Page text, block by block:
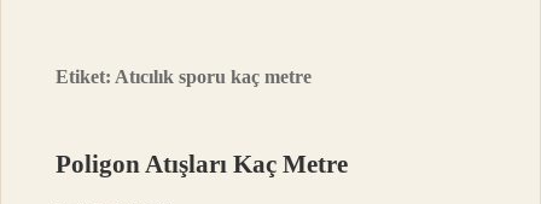
Etiket: Atıcılık sporu kaç metre
Poligon Atışları Kaç Metre